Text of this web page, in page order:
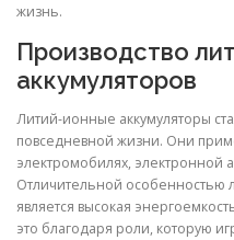
жизнь.
Производство
аккумуляторов
Литий-ионные аккумуляторы
повседневной жизни. Они
электромобилях, электронной
Отличительной особенностью
является высокая
это благодаря роли, которую